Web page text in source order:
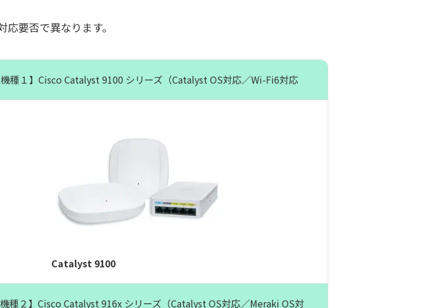
要否で異なります。
機種１】Cisco Catalyst 9100 シリーズ（Catalyst OS対応／Wi-Fi6対応
Catalyst 9100
機種２】Cisco Catalyst 916x シリーズ（Catalyst OS対応／Meraki OS対